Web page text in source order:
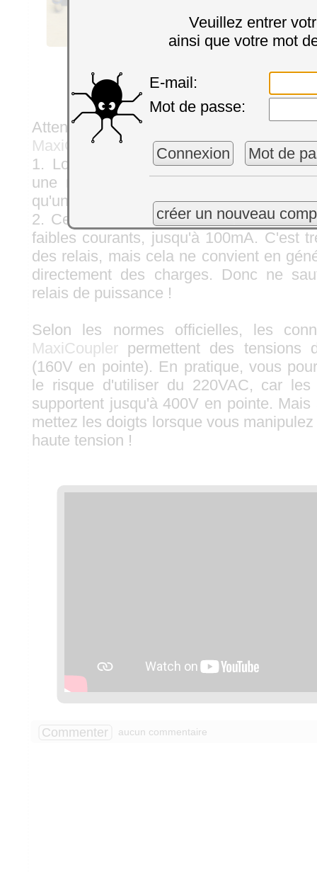
Veuillez entrer
ainsi que votre mot
E-mail:
Mot de passe:
Connexion Mot de
créer un nouveau
Attention à deux limitations
MaxiCoupler , par rapport auYocto-
1. Lorsqu'ils sont "fermés", ces relais
une résistance résiduelle de 25 Ohm,
qu'un relais normal.
2. Ces relais "solid state" ne
faibles courants, jusqu'à 100mA. C'est
des relais, mais cela ne convient en
directement des charges. Donc ne
relais de puissance !
Selon les normes officielles, les
MaxiCoupler permettent des tensions
(160V en pointe). En pratique, vous
le risque d'utiliser du 220VAC, car
supportent jusqu'à 400V en pointe.
mettez les doigts lorsque vous
haute tension !
Commenter aucun commentaire